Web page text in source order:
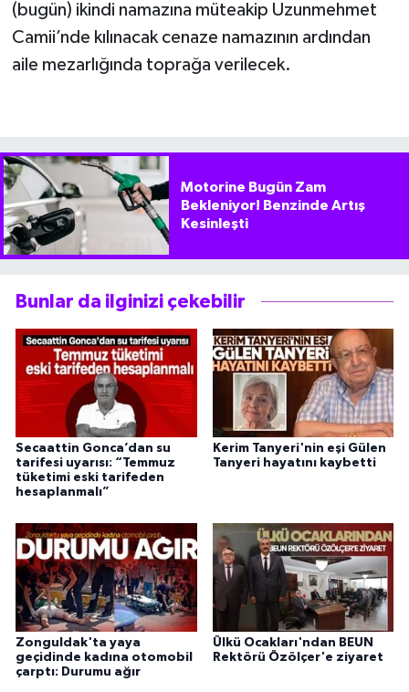
(bugün) ikindi namazına müteakip Uzunmehmet
Camii’nde kılınacak cenaze namazının ardından
aile mezarlığında toprağa verilecek.
Motorine Bugün Zam
Bekleniyor! Benzinde Artış
Kesinleşti
Bunlar da ilginizi çekebilir
Secaattin Gonca’dan su
tarifesi uyarısı: “Temmuz
tüketimi eski tarifeden
hesaplanmalı”
Kerim Tanyeri'nin eşi Gülen
Tanyeri hayatını kaybetti
Zonguldak'ta yaya
geçidinde kadına otomobil
çarptı: Durumu ağır
Ülkü Ocakları'ndan BEUN
Rektörü Özölçer'e ziyaret